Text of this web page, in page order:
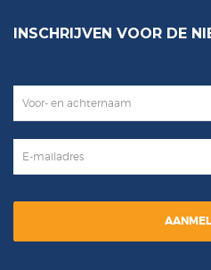
INSCHRIJVEN VOOR DE